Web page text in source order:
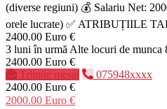
(diverse regiuni) 💰 Salariu Net:
orele lucrate) ✅ ATRIBUȚIILE
2400.00 Euro €
3 luni în urmă Alte locuri de munca
2400.00 Euro €
Trimite mesaj
075948xxxx
2400.00 Euro €
2000.00 Euro €